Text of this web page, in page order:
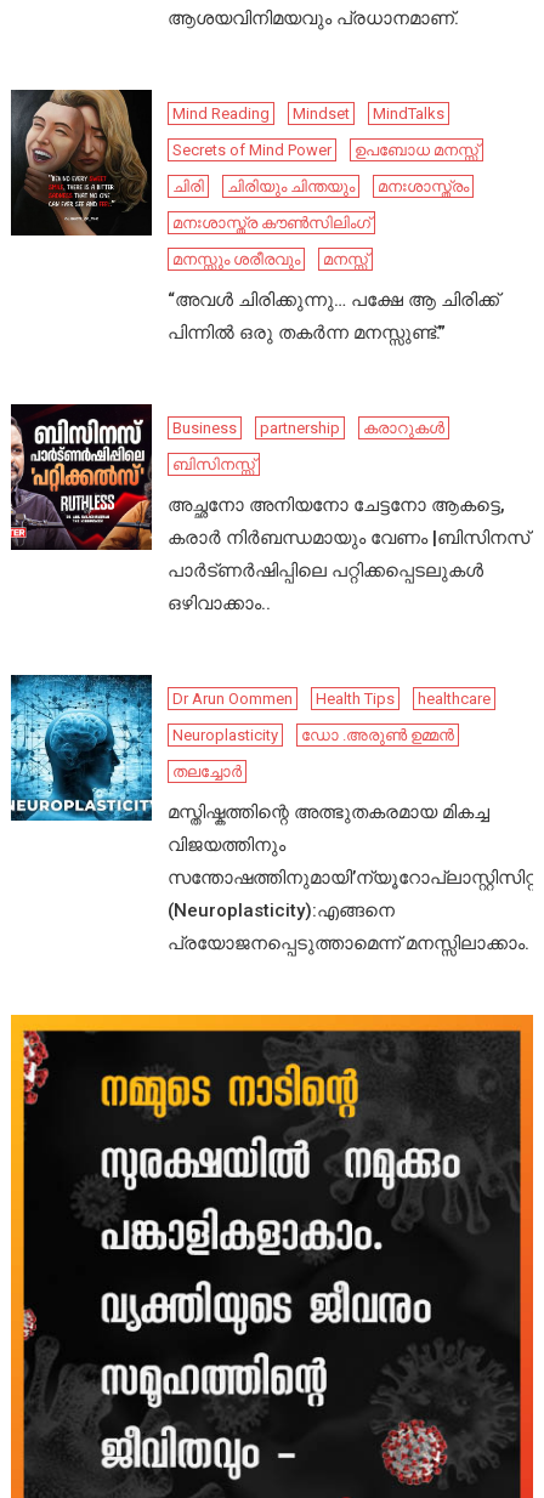
ആശയവിനിമയവും പ്രധാനമാണ്.
Mind Reading Mindset
MindTalks
Secrets of Mind Power
ഉപബോധ മനസ്സ്
ചിരി
ചിരിയും ചിന്തയും
മനഃശാസ്ത്രം
മനഃശാസ്ത്ര കൗൺസിലിംഗ്
മനസ്സും ശരീരവും
മനസ്സ്
“അവൾ ചിരിക്കുന്നു… പക്ഷേ ആ ചിരിക്ക്
പിന്നിൽ ഒരു തകർന്ന മനസ്സുണ്ട്.”
Business partnership
കരാറുകൾ
ബിസിനസ്സ്
അച്ഛനോ അനിയനോ ചേട്ടനോ ആകട്ടെ,
കരാർ നിർബന്ധമായും വേണം |ബിസിനസ്
പാർട്ണർഷിപ്പിലെ പറ്റിക്കപ്പെടലുകൾ
ഒഴിവാക്കാം..
Dr Arun Oommen Health Tips
healthcare
Neuroplasticity
ഡോ .അരുൺ ഉമ്മൻ
തലച്ചോർ
മസ്തിഷ്കത്തിന്റെ അത്ഭുതകരമായ മികച്ച
വിജയത്തിനും
സന്തോഷത്തിനുമായി’ന്യൂറോപ്ലാസ്റ്റിസിറ്റി’
(Neuroplasticity):എങ്ങനെ
പ്രയോജനപ്പെടുത്താമെന്ന് മനസ്സിലാക്കാം.